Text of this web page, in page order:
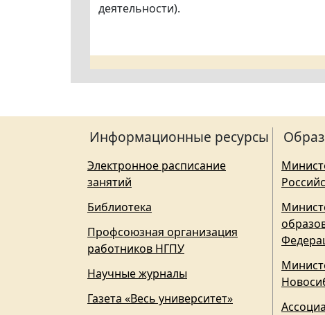
деятельности).
Информационные ресурсы
Электронное расписание
занятий
Библиотека
Профсоюзная организация
работников НГПУ
Научные журналы
Газета «Весь университет»